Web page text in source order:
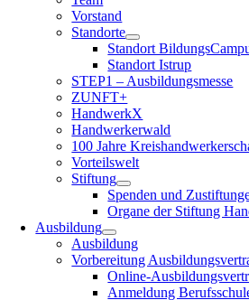
Vorstand
Standorte
Standort
Standort Istrup
STEP1 – Ausbildungsmesse
ZUNFT+
HandwerkX
Handwerkerwald
100 Jahre
Vorteilswelt
Stiftung
Spenden und
Organe der Stiftung
Ausbildung
Ausbildung
Vorbereitung
Online-
Anmeldung